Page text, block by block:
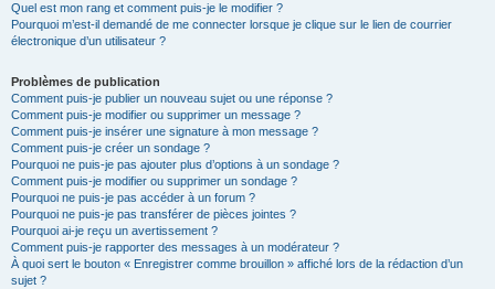
Quel est mon rang et comment puis-je le modifier ?
Pourquoi m’est-il demandé de me connecter lorsque je clique sur le lien de courrier
électronique d’un utilisateur ?
Problèmes de publication
Comment puis-je publier un nouveau sujet ou une réponse ?
Comment puis-je modifier ou supprimer un message ?
Comment puis-je insérer une signature à mon message ?
Comment puis-je créer un sondage ?
Pourquoi ne puis-je pas ajouter plus d’options à un sondage ?
Comment puis-je modifier ou supprimer un sondage ?
Pourquoi ne puis-je pas accéder à un forum ?
Pourquoi ne puis-je pas transférer de pièces jointes ?
Pourquoi ai-je reçu un avertissement ?
Comment puis-je rapporter des messages à un modérateur ?
À quoi sert le bouton « Enregistrer comme brouillon » affiché lors de la rédaction d’un
sujet ?